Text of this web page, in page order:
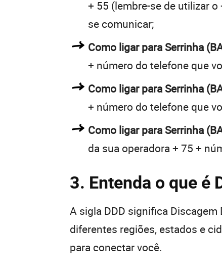
+ 55 (lembre-se de utilizar
se comunicar;
Como ligar para Serrinha
+ número do telefone que
Como ligar para Serrinha
+ número do telefone que
Como ligar para Serrinha
da sua operadora + 75 +
3. Entenda o que é
A sigla DDD significa
diferentes regiões, estados e
para conectar você.